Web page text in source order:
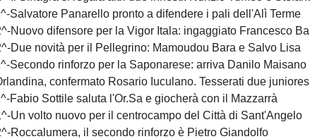
Salvatore Panarello pronto a difendere i pali dell'Alì Terme
Nuovo difensore per la Vigor Itala: ingaggiato Francesco Barbera
Due novità per il Pellegrino: Mamoudou Bara e Salvo Lisa
Secondo rinforzo per la Saponarese: arriva Danilo Maisano
confermato Rosario Iuculano. Tesserati due juniores
Fabio Sottile saluta l'Or.Sa e giocherà con il Mazzarrà
Un volto nuovo per il centrocampo del Città di Sant'Angelo
Roccalumera, il secondo rinforzo è Pietro Giandolfo